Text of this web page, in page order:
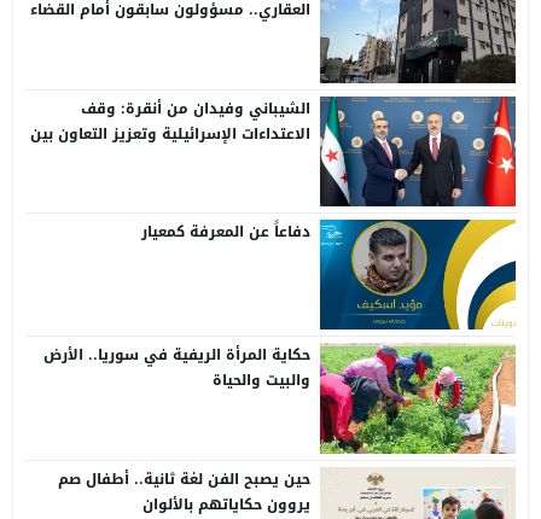
العقاري.. مسؤولون سابقون أمام القضاء
الشيباني وفيدان من أنقرة: وقف
الاعتداءات الإسرائيلية وتعزيز التعاون بين
دفاعاً عن المعرفة كمعيار
حكاية المرأة الريفية في سوريا.. الأرض
والبيت والحياة
حين يصبح الفن لغة ثانية.. أطفال صم
يروون حكاياتهم بالألوان